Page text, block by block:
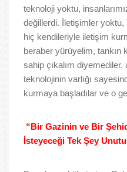
teknoloji yoktu,
değillerdi. İletişimler yoktu,
hiç kendileriyle iletişim
beraber yürüyelim, tankın
sahip çıkalım
teknolojinin varlığı
kurmaya başladılar ve o
“Bir Gazinin ve Bir
İsteyeceği Tek Şey